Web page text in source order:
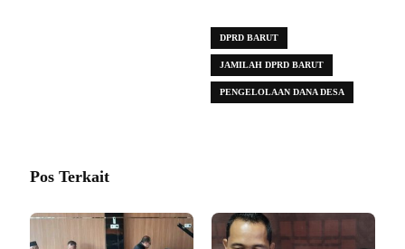
DPRD BARUT
JAMILAH DPRD BARUT
PENGELOLAAN DANA DESA
Pos Terkait